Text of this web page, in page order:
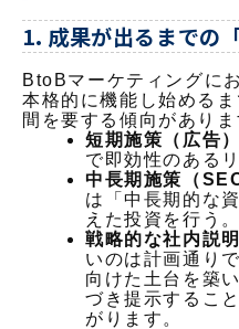
1. 成果が出るまでの
BtoBマーケティングに
本格的に機能し始める
間を要する傾向がありま
短期施策（広告）
で即効性のある
中長期施策（
は「中長期的な
えた投資を行う。
戦略的な社内説明
いのは計画通り
向けた土台を築
づき提示するこ
がります。